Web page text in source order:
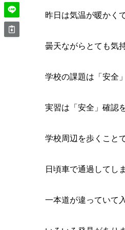
昨日は気温が暖かくて
曇天ながらとても気
学校の課題は「安全」
実習は「安全」確認
学校周辺を歩くこと
日頃車で通過してし
一本道が違っていて